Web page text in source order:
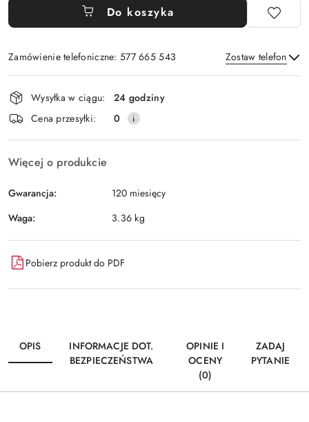
Do koszyka
Zamówienie telefoniczne: 577 665 543 Zostaw telefon
Wyślij
Dostępność
i
dostawa
Wysyłka w ciągu:
24 godziny
Cena przesyłki:
0
Więcej o produkcie
Gwarancja:
120 miesięcy
Waga:
3.36 kg
Pobierz produkt do PDF
OPIS
INFORMACJE DOT.
BEZPIECZEŃSTWA
OPINIE I
OCENY
(0)
ZADAJ
PYTANIE